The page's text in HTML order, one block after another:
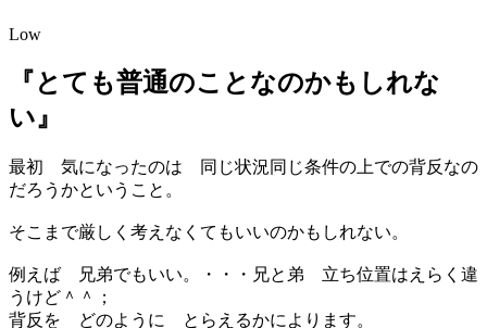
Low
『とても普通のことなのかもしれな
い』
最初 気になったのは 同じ状況同じ条件の上での背反なの
だろうかということ。
そこまで厳しく考えなくてもいいのかもしれない。
例えば 兄弟でもいい。・・・兄と弟 立ち位置はえらく違
うけど＾＾；
背反を どのように とらえるかによります。